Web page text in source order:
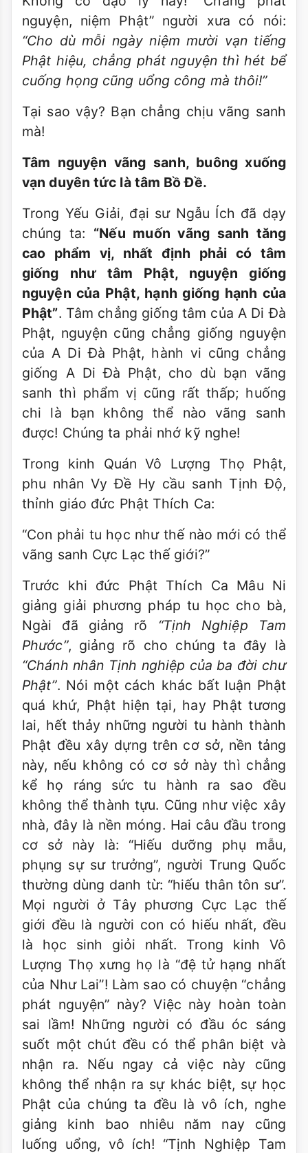
nguyện, niệm Phật” người xưa có nói:
“Cho dù mỗi ngày niệm mười vạn tiếng
Phật hiệu, chẳng phát nguyện thì hét bể
cuống họng cũng uổng công mà thôi!”
Tại sao vậy? Bạn chẳng chịu vãng sanh
mà!
Tâm nguyện vãng sanh, buông xuống
vạn duyên tức là tâm Bồ Ðề.
Trong Yếu Giải, đại sư Ngẫu Ích đã dạy
chúng ta: “Nếu muốn vãng sanh tăng
cao phẩm vị, nhất định phải có tâm
giống như tâm Phật, nguyện giống
nguyện của Phật, hạnh giống hạnh của
Phật”. Tâm chẳng giống tâm của A Di Ðà
Phật, nguyện cũng chẳng giống nguyện
của A Di Ðà Phật, hành vi cũng chẳng
giống A Di Ðà Phật, cho dù bạn vãng
sanh thì phẩm vị cũng rất thấp; huống
chi là bạn không thể nào vãng sanh
được! Chúng ta phải nhớ kỹ nghe!
Trong kinh Quán Vô Lượng Thọ Phật,
phu nhân Vy Ðề Hy cầu sanh Tịnh Ðộ,
thỉnh giáo đức Phật Thích Ca:
“Con phải tu học như thế nào mới có thể
vãng sanh Cực Lạc thế giới?”
Trước khi đức Phật Thích Ca Mâu Ni
giảng giải phương pháp tu học cho bà,
Ngài đã giảng rõ “Tịnh Nghiệp Tam
Phước”, giảng rõ cho chúng ta đây là
“Chánh nhân Tịnh nghiệp của ba đời chư
Phật”. Nói một cách khác bất luận Phật
quá khứ, Phật hiện tại, hay Phật tương
lai, hết thảy những người tu hành thành
Phật đều xây dựng trên cơ sở, nền tảng
này, nếu không có cơ sở này thì chẳng
kể họ ráng sức tu hành ra sao đều
không thể thành tựu. Cũng như việc xây
nhà, đây là nền móng. Hai câu đầu trong
cơ sở này là: “Hiếu dưỡng phụ mẫu,
phụng sự sư trưởng”, người Trung Quốc
thường dùng danh từ: “hiếu thân tôn sư”.
Mọi người ở Tây phương Cực Lạc thế
giới đều là người con có hiếu nhất, đều
là học sinh giỏi nhất. Trong kinh Vô
Lượng Thọ xưng họ là “đệ tử hạng nhất
của Như Lai”! Làm sao có chuyện “chẳng
phát nguyện” này? Việc này hoàn toàn
sai lầm! Những người có đầu óc sáng
suốt một chút đều có thể phân biệt và
nhận ra. Nếu ngay cả việc này cũng
không thể nhận ra sự khác biệt, sự học
Phật của chúng ta đều là vô ích, nghe
giảng kinh bao nhiêu năm nay cũng
luống uổng, vô ích! “Tịnh Nghiệp Tam